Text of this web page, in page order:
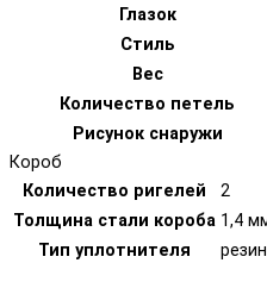
Глазок
Стиль
Вес
Количество петель
Рисунок снаружи
Короб
Количество ригелей
2
Толщина стали короба 1,4
Тип уплотнителя